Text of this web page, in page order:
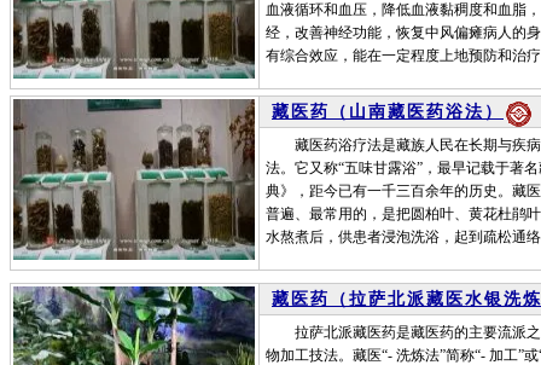
血液循环和血压，降低血液黏稠度和血脂
经，改善神经功能，恢复中风偏瘫病人的
有综合效应，能在一定程度上地预防和
藏医药（山南藏医药浴法）
藏医药浴疗法是藏族人民在长期与疾病
法。它又称“五味甘露浴”，最早记载于著
典》，距今已有一千三百余年的历史。藏
普遍、最常用的，是把圆柏叶、黄花杜鹃
水熬煮后，供患者浸泡洗浴，起到疏松
藏医药（拉萨北派藏医水银洗
拉萨北派藏医药是藏医药的主要流派之
物加工技法。藏医“- 洗炼法”简称“- 加工”